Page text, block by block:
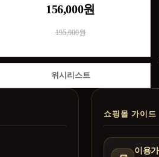
156,000원
195,000원
위시리스트
쇼핑몰 가이드
이용